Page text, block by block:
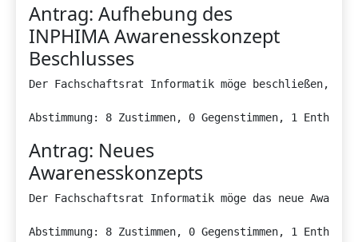
Antrag: Aufhebung des
INPHIMA Awarenesskonzept
Beschlusses
Der Fachschaftsrat Informatik möge beschließen, den
Abstimmung: 8 Zustimmen, 0 Gegenstimmen, 1
Antrag: Neues
Awarenesskonzepts
Der Fachschaftsrat Informatik möge das neue
Abstimmung: 8 Zustimmen, 0 Gegenstimmen, 1